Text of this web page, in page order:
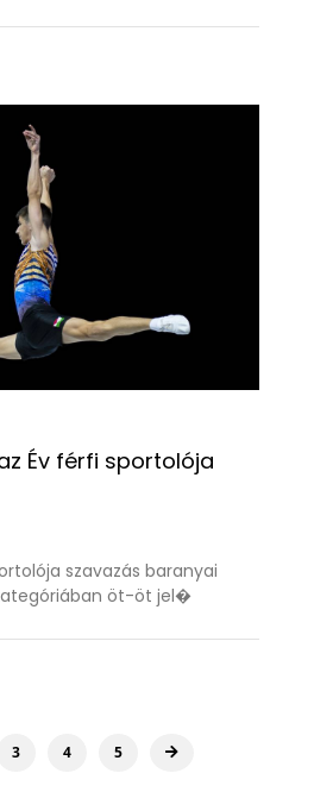
Év férfi sportolója
szavazás baranyai
öt-öt jel�
3 4 5